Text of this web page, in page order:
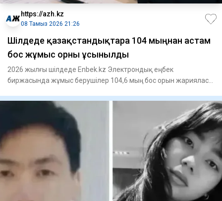
https://azh.kz
08 Тамыз 2026 21:26
​Шілдеде қазақстандықтарға 104 мыңнан астам
бос жұмыс орны ұсынылды
2026 жылғы шілдеде Enbek.kz Электрондық еңбек
биржасында жұмыс берушілер 104,6 мың бос орын жарияласа,